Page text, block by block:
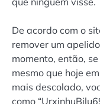
De acordo com o
remover um
momento, então,
mesmo que hoje
mais descolado,
como